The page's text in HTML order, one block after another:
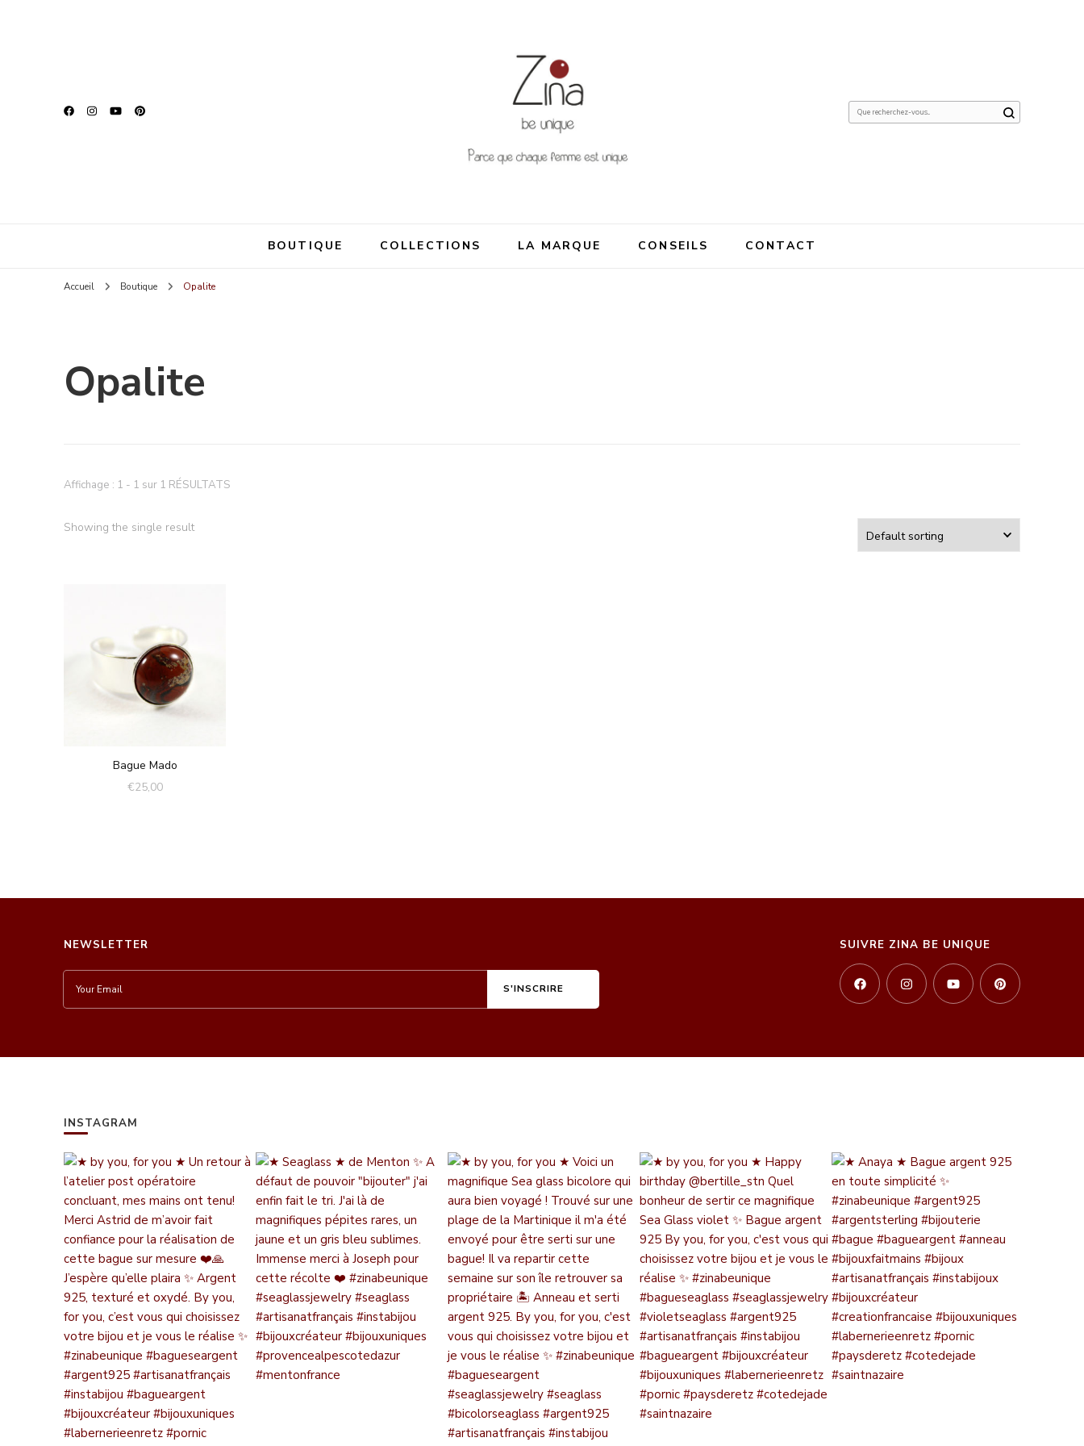
Vous
BOUTIQUE COLLECTIONS LA MARQUE CONSEILS CONTACT
Accueil Boutique Opalite
Opalite
Affichage : 1 - 1 sur 1 RÉSULTATS
Showing the single result
Bague Mado
€25,00
NEWSLETTER SUIVRE ZINA BE UNIQUE
INSTAGRAM